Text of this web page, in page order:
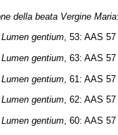
della beata Vergine Maria
Lumen gentium, 53: AAS
Lumen gentium , 63: AAS
Lumen gentium , 61: AAS
Lumen gentium, 62: AAS
Lumen gentium , 60: AAS